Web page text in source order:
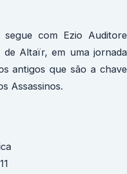
segue com Ezio Auditore
de Altaïr, em uma jornada
antigos que são a chave
Assassinos.